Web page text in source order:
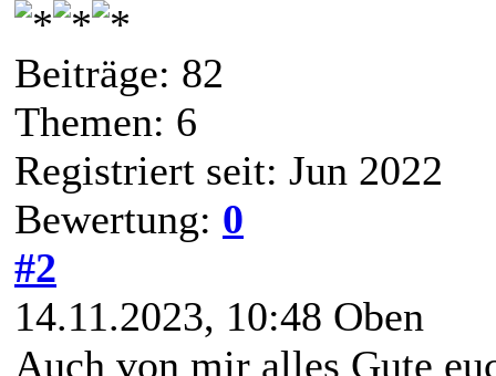
Beiträge: 82
Themen: 6
Registriert seit: Jun 2022
Bewertung: 0
#2
14.11.2023, 10:48 Oben
Auch von mir alles Gute